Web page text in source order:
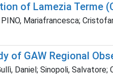
of Lamezia Terme
Mariafrancesca;
of GAW Regional
Daniel; Sinopoli,